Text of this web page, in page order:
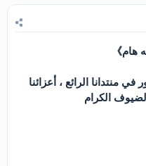
هام》
منتدانا الرائع ، أعزائنا
الكرام